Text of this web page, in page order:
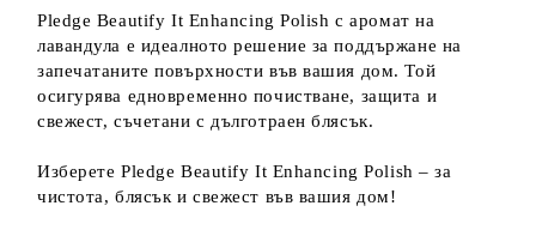
Pledge Beautify It Enhancing Polish с аромат на
лавандула е идеалното решение за поддържане на
запечатаните повърхности във вашия дом. Той
осигурява едновременно почистване, защита и
свежест, съчетани с дълготраен блясък.
Изберете Pledge Beautify It Enhancing Polish – за
чистота, блясък и свежест във вашия дом!